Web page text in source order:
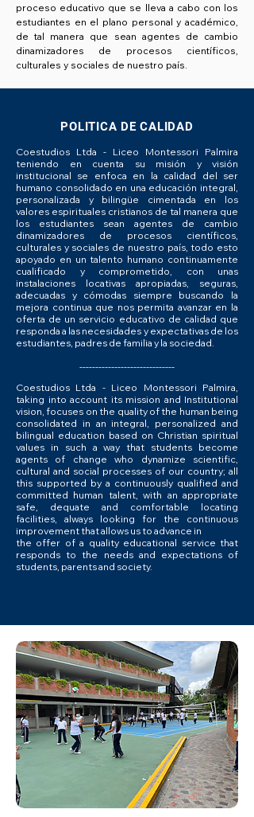
proceso educativo que se lleva a cabo con los
estudiantes en el plano personal y académico,
de tal manera que sean agentes de cambio
dinamizadores de procesos científicos,
culturales y sociales de nuestro país.
POLITICA DE CALIDAD
Coestudios Ltda - Liceo Montessori Palmira
teniendo en cuenta su misión y visión
institucional se enfoca en la calidad del ser
humano consolidado en una educación integral,
personalizada y bilingüe cimentada en los
valores espirituales cristianos de tal manera que
los estudiantes sean agentes de cambio
dinamizadores de procesos científicos,
culturales y sociales de nuestro país, todo esto
apoyado en un talento humano continuamente
cualificado y comprometido, con unas
instalaciones locativas apropiadas, seguras,
adecuadas y cómodas siempre buscando la
mejora continua que nos permita avanzar en la
oferta de un servicio educativo de calidad que
responda a las necesidades y expectativas de los
estudiantes, padres de familia y la sociedad.
------------------------------
Coestudios Ltda - Liceo Montessori Palmira,
taking into account its mission and Institutional
vision, focuses on the quality of the human being
consolidated in an integral, personalized and
bilingual education based on Christian spiritual
values in such a way that students become
agents of change who dynamize scientific,
cultural and social processes of our country; all
this supported by a continuously qualified and
committed human talent, with an appropriate
safe, dequate and comfortable locating
facilities, always looking for the continuous
improvement that allows us to advance in
the offer of a quality educational service that
responds to the needs and expectations of
students, parents and society.